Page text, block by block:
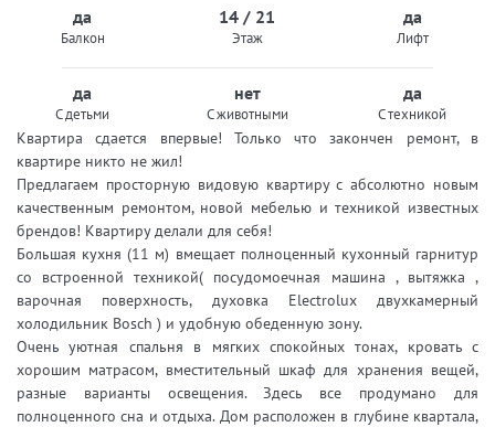
да
Балкон
14 / 21
Этаж
да
Лифт
да
С детьми
нет
С животными
да
С техникой
Квартира сдается впервые! Только что закончен ремонт, в
квартире никто не жил!
Предлагаем просторную видовую квартиру с абсолютно новым
качественным ремонтом, новой мебелью и техникой известных
брендов! Квартиру делали для себя!
Большая кухня (11 м) вмещает полноценный кухонный гарнитур
со встроенной техникой( посудомоечная машина , вытяжка ,
варочная поверхность, духовка Electrolux двухкамерный
холодильник Bosch ) и удобную обеденную зону.
Очень уютная спальня в мягких спокойных тонах, кровать с
хорошим матрасом, вместительный шкаф для хранения вещей,
разные варианты освещения. Здесь все продумано для
полноценного сна и отдыха. Дом расположен в глубине квартала,